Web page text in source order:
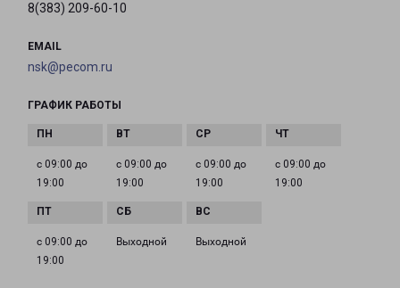
8(383) 209-60-10
EMAIL
nsk@pecom.ru
ГРАФИК РАБОТЫ
с 09:00 до
19:00
с 09:00 до
19:00
с 09:00 до
19:00
с 09:00 до
19:00
с 09:00 до
19:00
Выходной Выходной